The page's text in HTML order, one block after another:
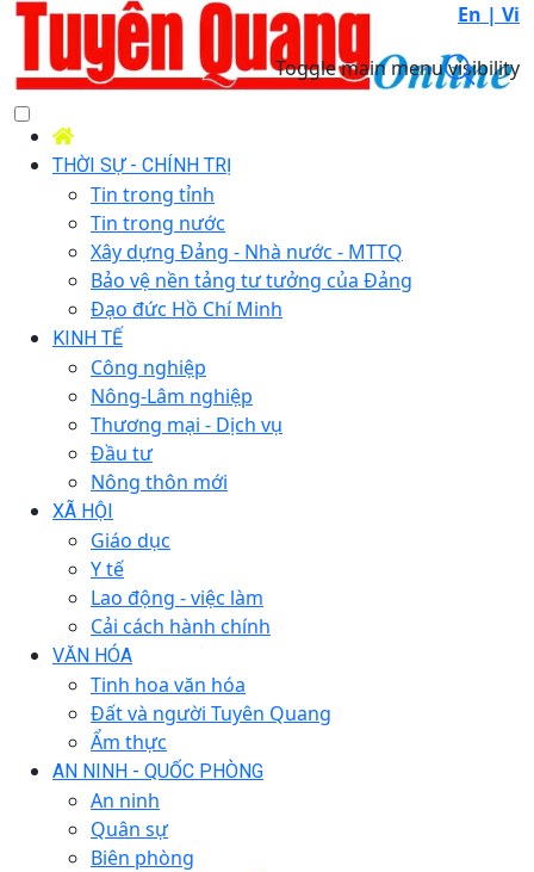
En | Vi
Toggle main menu visibility
THỜI SỰ - CHÍNH TRỊ
Tin trong tỉnh
Tin trong nước
Xây dựng Đảng - Nhà nước - MTTQ
Bảo vệ nền tảng tư tưởng của Đảng
Đạo đức Hồ Chí Minh
KINH TẾ
Công nghiệp
Nông-Lâm nghiệp
Thương mại - Dịch vụ
Đầu tư
Nông thôn mới
XÃ HỘI
Giáo dục
Y tế
Lao động - việc làm
Cải cách hành chính
VĂN HÓA
Tinh hoa văn hóa
Đất và người Tuyên Quang
Ẩm thực
AN NINH - QUỐC PHÒNG
An ninh
Quân sự
Biên phòng